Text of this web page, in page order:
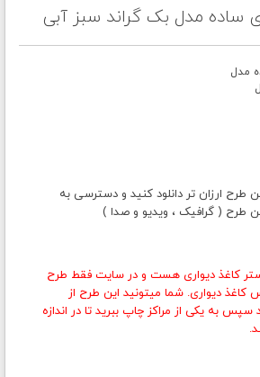
ساده مدل بک گراند سبز آبی
مدل
طرح ارزان تر دانلود کنید و دسترسی به
طرح ( گرافیک ، ویدیو و صدا )
کاغذ دیواری هست و در سایت فقط طرح
دیواری. شما میتونید این طرح از
به یکی از مراکز چاپ ببرید تا در اندازه